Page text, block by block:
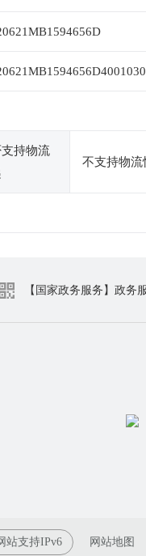
持物流
不支持物流
【国家政务服务】政务
站支持IPv6 网站地图